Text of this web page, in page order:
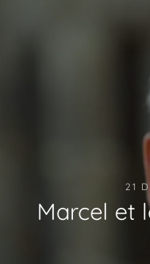
21
Marcel et